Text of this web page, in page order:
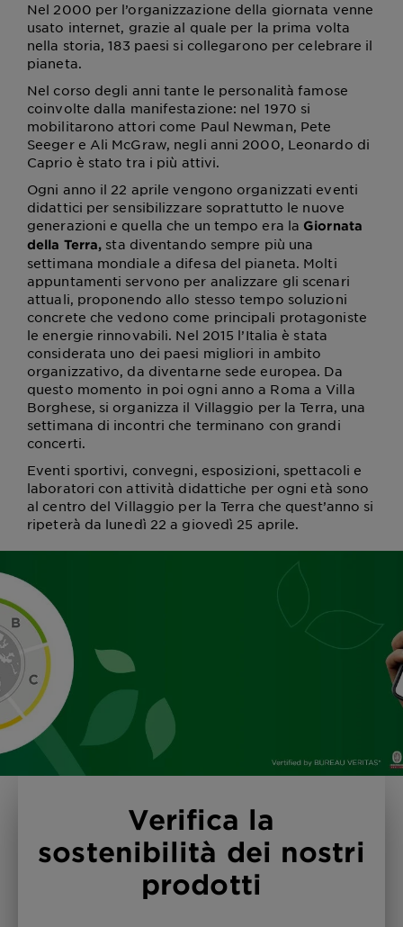
Nel 2000 per l’organizzazione della giornata venne
usato internet, grazie al quale per la prima volta
nella storia, 183 paesi si collegarono per celebrare il
pianeta.
Nel corso degli anni tante le personalità famose
coinvolte dalla manifestazione: nel 1970 si
mobilitarono attori come Paul Newman, Pete
Seeger e Ali McGraw, negli anni 2000, Leonardo di
Caprio è stato tra i più attivi.
Ogni anno il 22 aprile vengono organizzati eventi
didattici per sensibilizzare soprattutto le nuove
generazioni e quella che un tempo era la Giornata
della Terra, sta diventando sempre più una
settimana mondiale a difesa del pianeta. Molti
appuntamenti servono per analizzare gli scenari
attuali, proponendo allo stesso tempo soluzioni
concrete che vedono come principali protagoniste
le energie rinnovabili. Nel 2015 l’Italia è stata
considerata uno dei paesi migliori in ambito
organizzativo, da diventarne sede europea. Da
questo momento in poi ogni anno a Roma a Villa
Borghese, si organizza il Villaggio per la Terra, una
settimana di incontri che terminano con grandi
concerti.
Eventi sportivi, convegni, esposizioni, spettacoli e
laboratori con attività didattiche per ogni età sono
al centro del Villaggio per la Terra che quest’anno si
ripeterà da lunedì 22 a giovedì 25 aprile.
Verifica la
sostenibilità dei nostri
prodotti